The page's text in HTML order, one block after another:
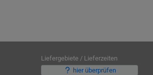
Liefergebiete / Lieferzeiten
hier überprüfen